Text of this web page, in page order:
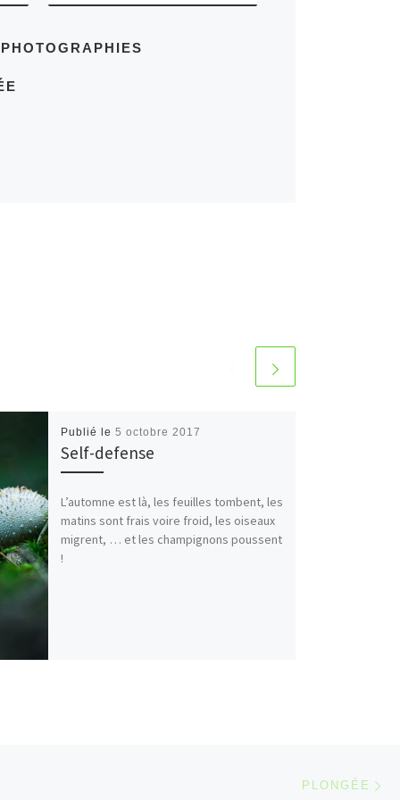
Publié le 5 octobre 2017
Self-defense
L’automne est là, les feuilles tombent, les
matins sont frais voire froid, les oiseaux
migrent, … et les champignons poussent
!
PLONGÉE